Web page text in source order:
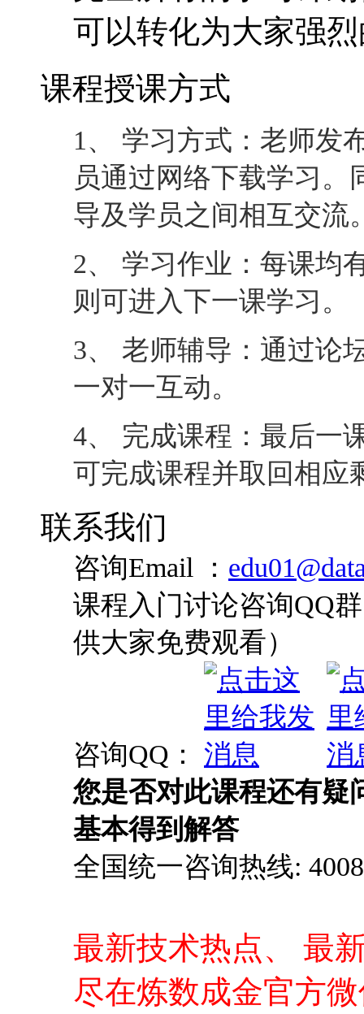
员通过网络下载学习。
导及学员之间相互交流
2、 学习作业：每课均
则可进入下一课学习。
3、 老师辅导：通过论
一对一互动。
4、 完成课程：最后一
可完成课程并取回相应
联系我们
咨询Email ：
课程入门讨论咨询QQ
供大家免费观看）
咨询QQ：
您是否对此课程还有
基本得到解答
全国统一咨询热线:
最新技术热点、 最
尽在炼数成金官方
就梦想！欢迎关注！
信账户，不容错过